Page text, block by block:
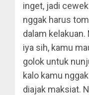
inget, jadi
nggak harus
dalam kelakuan.
iya sih, kamu
golok untuk
kalo kamu
diajak maksiat.